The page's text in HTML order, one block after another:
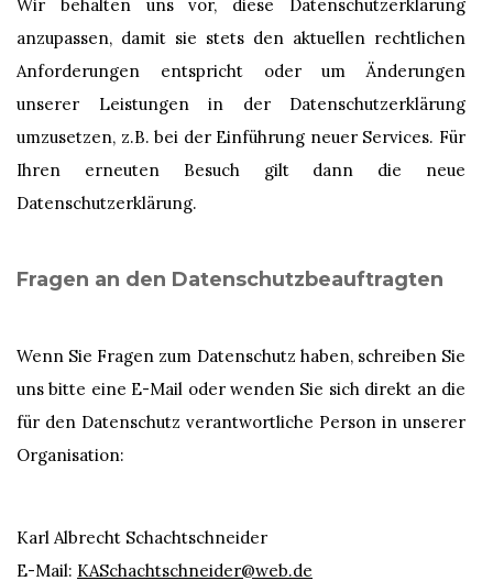
Wir behalten uns vor, diese Datenschutzerklärung
anzupassen, damit sie stets den aktuellen rechtlichen
Anforderungen entspricht oder um Änderungen
unserer Leistungen in der Datenschutzerklärung
umzusetzen, z.B. bei der Einführung neuer Services. Für
Ihren erneuten Besuch gilt dann die neue
Datenschutzerklärung.
Fragen an den Datenschutzbeauftragten
Wenn Sie Fragen zum Datenschutz haben, schreiben Sie
uns bitte eine E-Mail oder wenden Sie sich direkt an die
für den Datenschutz verantwortliche Person in unserer
Organisation:
Karl Albrecht Schachtschneider
E-Mail: KASchachtschneider@web.de